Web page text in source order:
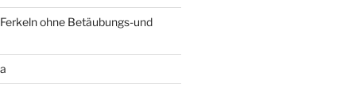
ohne Betäubungs-und